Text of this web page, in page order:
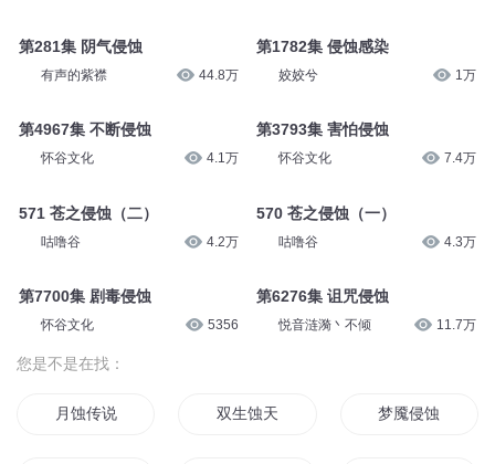
第281集 阴气侵蚀
有声的紫襟 44.8万
第4967集 不断侵蚀
怀谷文化 4.1万
571 苍之侵蚀（二）
咕噜谷 4.2万
第7700集 剧毒侵蚀
怀谷文化 5356
第1782集 侵蚀感染
姣姣兮 1万
第3793集 害怕侵蚀
怀谷文化 7.4万
570 苍之侵蚀（一）
咕噜谷 4.3万
第6276集 诅咒侵蚀
悦音涟漪丶不倾 11.7万
您是不是在找：
月蚀传说 双生蚀天 梦魇侵蚀